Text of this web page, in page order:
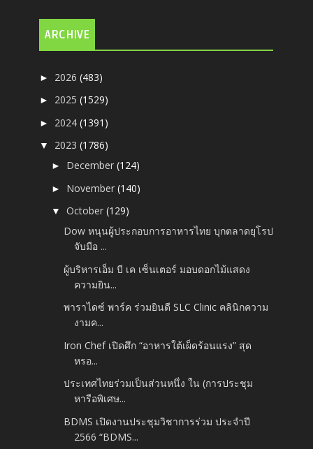
ARCHIVE
► 2026(483)
► 2025(1529)
► 2024(1391)
▼ 2023(1786)
► December(124)
► November(140)
▼October(129)
Dow หนุนผู้ประกอบการอาหารไทย บุกตลาดยุโรป
จับมือ ...
ผู้บริหารเอ็ม บี เค เซ็นเตอร์ มอบดอกไม้แสดง
ความยิน...
พาราไดซ์ พาร์ค ร่วมยินดี SLC Clinic คลินิกความ
งามค...
Iron Chef เปิดศึก “อาหารใต้เผ็ดร้อนแรง” สุด
หรอ...
ประเทศไทยร่วมเป็นส่วนหนึ่ง ใน (การประชุม
หารือพิเศษ...
BDMS เปิดงานประชุมวิชาการร่วม ประจำปี
2566 “BDMS...